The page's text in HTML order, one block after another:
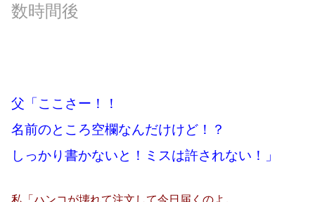
数時間後
父「ここさー！！
名前のところ空欄なんだけけど！？
しっかり書かないと！ミスは許されない！」